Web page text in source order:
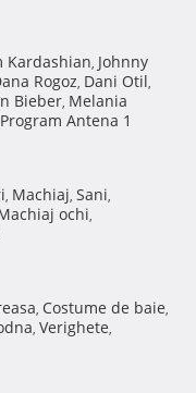
Kardashian, Johnny
Rogoz, Dani Otil,
Bieber, Melania
Program Antena 1
, Machiaj, Sani,
ochi,
, Costume de baie,
, Verighete,